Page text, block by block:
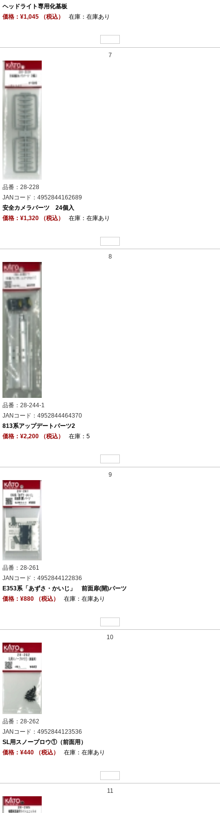
ヘッドライト専用化基板
価格：¥1,045 （税込）
在庫：在庫あり
7
品番：28-228
JANコード：4952844162689
安全カメラパーツ 24個入
価格：¥1,320 （税込）
在庫：在庫あり
8
品番：28-244-1
JANコード：4952844464370
813系アップデートパーツ2
価格：¥2,200 （税込）
在庫：5
9
品番：28-261
JANコード：4952844122836
E353系「あずさ・かいじ」 前面扉(開)パーツ
価格：¥880 （税込）
在庫：在庫あり
10
品番：28-262
JANコード：4952844123536
SL用スノープロウ①（前面用）
価格：¥440 （税込）
在庫：在庫あり
11